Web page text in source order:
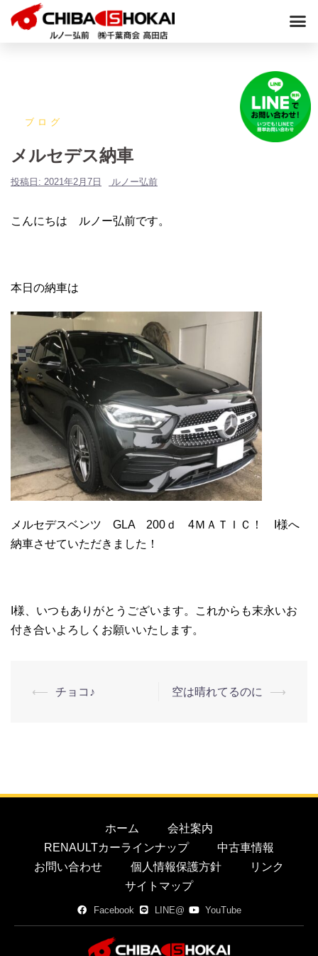
ブログ
メルセデス納車
投稿日: 2021年2月7日 ルノー弘前
こんにちは ルノー弘前です。
本日の納車は
メルセデスベンツ GLA 200ｄ 4ＭＡＴＩＣ！ I様へ
納車させていただきました！
I様、いつもありがとうございます。これからも末永いお
付き合いよろしくお願いいたします。
⟵ チョコ♪ 空は晴れてるのに ⟶
ホーム
会社案内
RENAULTカーラインナップ
中古車情報
お問い合わせ
個人情報保護方針
リンク
サイトマップ
Facebook LINE@ YouTube